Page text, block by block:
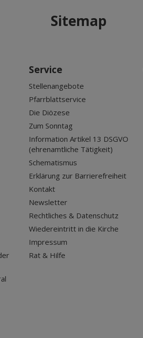
Sitemap
Service
Stellenangebote
Pfarrblattservice
Die Diözese
Zum Sonntag
Information Artikel 13 DSGVO
(ehrenamtliche Tätigkeit)
Schematismus
Erklärung zur Barrierefreiheit
Kontakt
Newsletter
Rechtliches & Datenschutz
Wiedereintritt in die Kirche
Impressum
Rat & Hilfe